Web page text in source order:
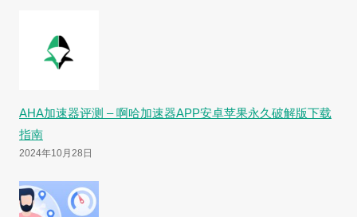
AHA加速器评测 – 啊哈加速器APP安卓苹果永久破解版下载
指南
2024年10月28日